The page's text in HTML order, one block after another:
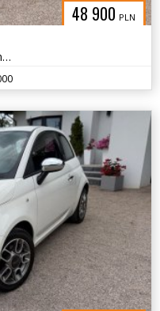
48 900 PLN
7 miejsc A/C 2 strefy Navi Tempomat Czujniki Grzane fotele Hak